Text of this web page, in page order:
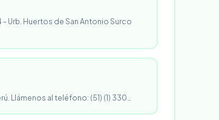
- Urb. Huertos de San Antonio Surco
Llámenos al teléfono: (51) (1) 330…